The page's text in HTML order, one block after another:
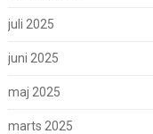
juli 2025
juni 2025
maj 2025
marts 2025